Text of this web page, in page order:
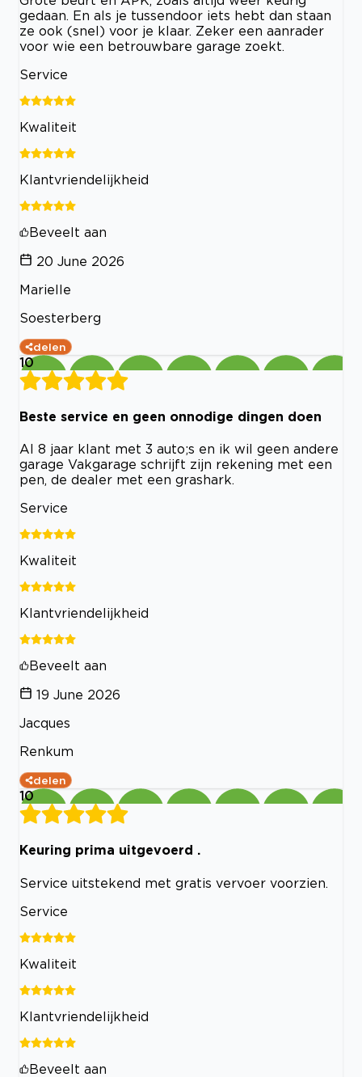
gedaan. En als je tussendoor iets hebt dan staan
ze ook (snel) voor je klaar. Zeker een aanrader
voor wie een betrouwbare garage zoekt.
Service
Kwaliteit
Klantvriendelijkheid
Beveelt aan
20 June 2026
Marielle
Soesterberg
delen
10
Beste service en geen onnodige dingen doen
Al 8 jaar klant met 3 auto;s en ik wil geen andere
garage Vakgarage schrijft zijn rekening met een
pen, de dealer met een grashark.
Service
Kwaliteit
Klantvriendelijkheid
Beveelt aan
19 June 2026
Jacques
Renkum
delen
10
Keuring prima uitgevoerd .
Service uitstekend met gratis vervoer voorzien.
Service
Kwaliteit
Klantvriendelijkheid
Beveelt aan